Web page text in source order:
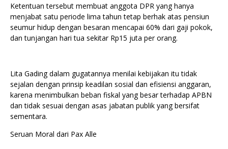
Ketentuan tersebut membuat anggota DPR yang hanya
menjabat satu periode lima tahun tetap berhak atas pensiun
seumur hidup dengan besaran mencapai 60% dari gaji pokok,
dan tunjangan hari tua sekitar Rp15 juta per orang.
Lita Gading dalam gugatannya menilai kebijakan itu tidak
sejalan dengan prinsip keadilan sosial dan efisiensi anggaran,
karena menimbulkan beban fiskal yang besar terhadap APBN
dan tidak sesuai dengan asas jabatan publik yang bersifat
sementara.
Seruan Moral dari Pax Alle